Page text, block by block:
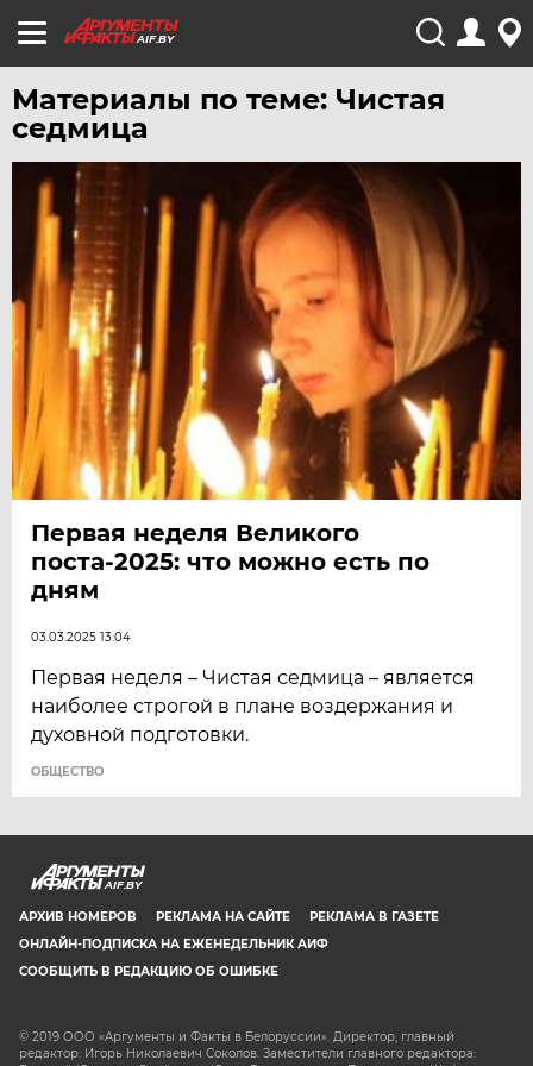
AIF.BY
Материалы по теме: Чистая
седмица
Первая неделя Великого
поста-2025: что можно есть по
дням
03.03.2025 13:04
Первая неделя – Чистая седмица – является
наиболее строгой в плане воздержания и
духовной подготовки.
ОБЩЕСТВО
AIF.BY
АРХИВ НОМЕРОВ РЕКЛАМА НА САЙТЕ
РЕКЛАМА В ГАЗЕТЕ
ОНЛАЙН-ПОДПИСКА НА ЕЖЕНЕДЕЛЬНИК АИФ
СООБЩИТЬ В РЕДАКЦИЮ ОБ ОШИБКЕ
© 2019 ООО «Аргументы и Факты в Белоруссии». Директор, главный
редактор: Игорь Николаевич Соколов. Заместители главного редактора: